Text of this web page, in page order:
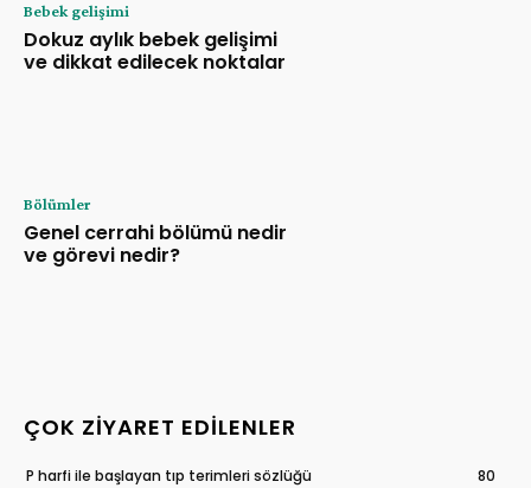
Bebek gelişimi
Dokuz aylık bebek gelişimi
ve dikkat edilecek noktalar
Bölümler
Genel cerrahi bölümü nedir
ve görevi nedir?
ÇOK ZIYARET EDILENLER
P harfi ile başlayan tıp terimleri sözlüğü
80